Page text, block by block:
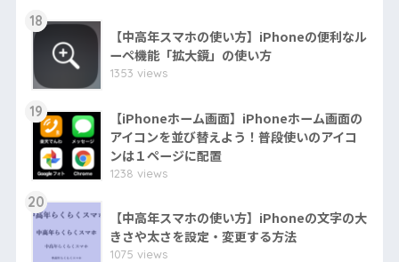
18
【中高年スマホの使い方】iPhoneの便利なル
ーペ機能「拡大鏡」の使い方
1353 views
19
【iPhoneホーム画面】iPhoneホーム画面の
アイコンを並び替えよう！普段使いのアイコ
ンは１ページに配置
1238 views
20
【中高年スマホの使い方】iPhoneの文字の大
きさや太さを設定・変更する方法
1075 views